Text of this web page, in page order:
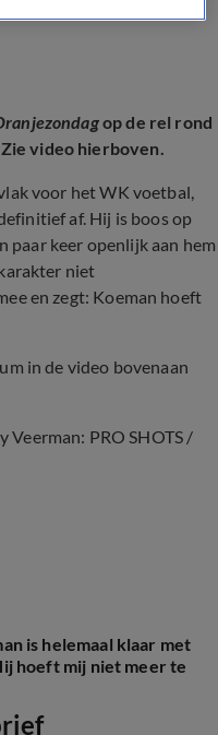
op de rel rond
video hierboven.
voor het WK voetbal,
af. Hij is boos op
paar keer openlijk aan hem
niet
en zegt: Koeman hoeft
in de video bovenaan
Veerman: PRO SHOTS /
is helemaal klaar met
hoeft mij niet meer te